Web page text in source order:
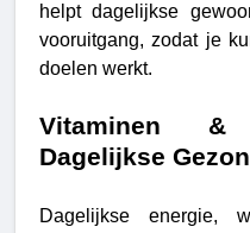
helpt dagelijkse
vooruitgang, zodat je
doelen werkt.
Vitaminen &
Dagelijkse
Dagelijkse energie,